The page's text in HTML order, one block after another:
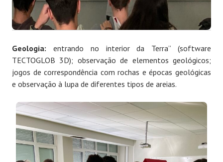
Geologia: entrando no interior da Terra” (software
TECTOGLOB 3D); observação de elementos geológicos;
jogos de correspondência com rochas e épocas geológicas
e observação à lupa de diferentes tipos de areias.